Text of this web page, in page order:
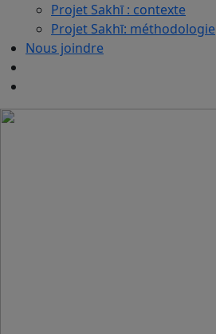
Projet Sakhī : contexte
Projet Sakhī: méthodologie
Nous joindre